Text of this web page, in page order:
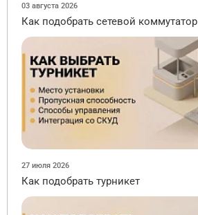
03 августа 2026
Как подобрать сетевой коммутатор
27 июля 2026
Как подобрать турникет